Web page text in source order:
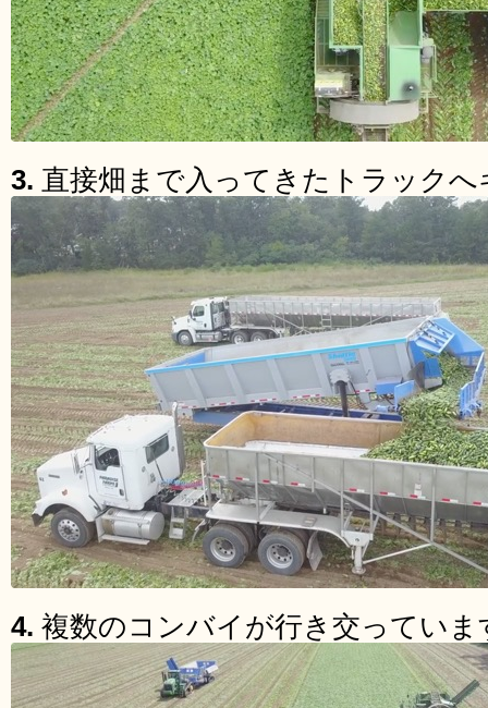
3. 直接畑まで入ってきたトラック
4. 複数のコンバイが行き交っていま